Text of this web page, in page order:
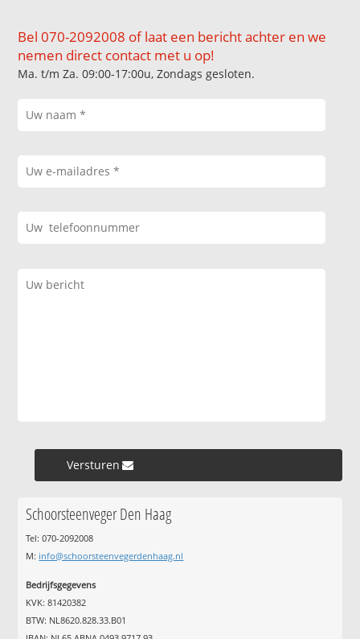
Bel 070-2092008 of laat een bericht achter en we
nemen direct contact met u op!
Ma. t/m Za. 09:00-17:00u, Zondags gesloten.
Versturen »
Schoorsteenveger Den Haag
Tel: 070-2092008
M: info@schoorsteenvegerdenhaag.nl
Bedrijfsgegevens
KVK: 81420382
BTW: NL8620.828.33.B01